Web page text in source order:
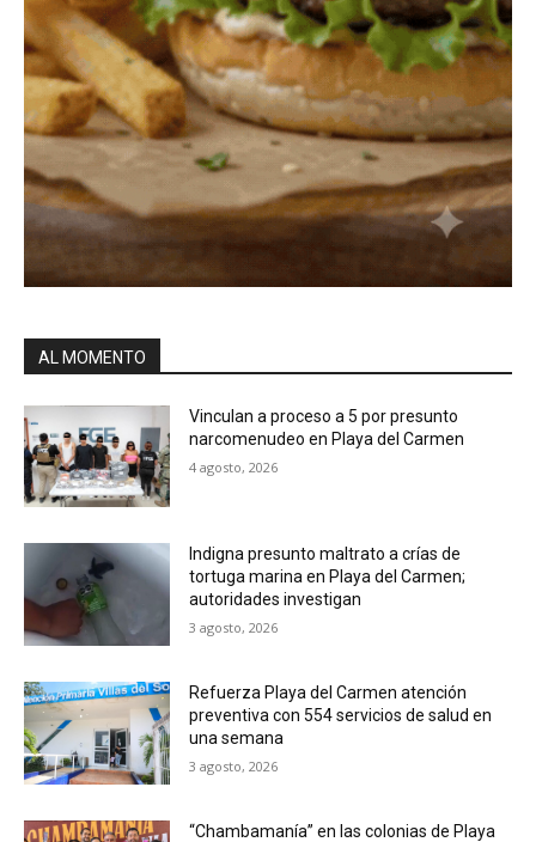
AL MOMENTO
Vinculan a proceso a 5 por presunto
narcomenudeo en Playa del Carmen
4 agosto, 2026
Indigna presunto maltrato a crías de
tortuga marina en Playa del Carmen;
autoridades investigan
3 agosto, 2026
Refuerza Playa del Carmen atención
preventiva con 554 servicios de salud en
una semana
3 agosto, 2026
“Chambamanía” en las colonias de Playa